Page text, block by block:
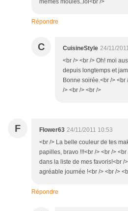
mêmes moules..lol<br />
Répondre
C CuisineStyle 24/11/
<br /> <br /> Oh! moi
depuis longtemps et
Bonne soirée.<br /> <br
/> <br /> <br />
F Flower63 24/11/2011 10:53
<br /> La belle couleur de tes
papilles, bravo !!!<br /> <br />
dans la liste de mes favoris!<br /
agréable journée !<br /> <br />
Répondre